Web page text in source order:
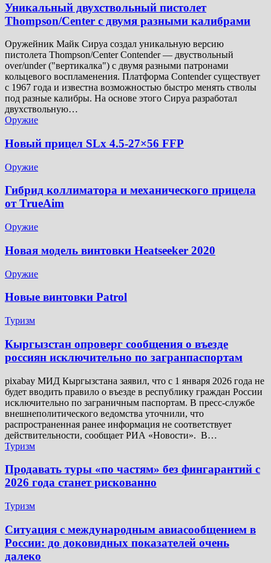
Уникальный двухствольный пистолет
Thompson/Center с двумя разными калибрами
Оружейник Майк Сируа создал уникальную версию
пистолета Thompson/Center Contender — двуствольный
over/under ("вертикалка") с двумя разными патронами
кольцевого воспламенения. Платформа Contender существует
с 1967 года и известна возможностью быстро менять стволы
под разные калибры. На основе этого Сируа разработал
двухствольную…
Оружие
Новый прицел SLx 4.5-27×56 FFP
Оружие
Гибрид коллиматора и механического прицела
от TrueAim
Оружие
Новая модель винтовки Heatseeker 2020
Оружие
Новые винтовки Patrol
Туризм
Кыргызстан опроверг сообщения о въезде
россиян исключительно по загранпаспортам
pixabay МИД Кыргызстана заявил, что с 1 января 2026 года не
будет вводить правило о въезде в республику граждан России
исключительно по заграничным паспортам. В пресс-службе
внешнеполитического ведомства уточнили, что
распространенная ранее информация не соответствует
действительности, сообщает РИА «Новости». В…
Туризм
Продавать туры «по частям» без фингарантий с
2026 года станет рискованно
Туризм
Ситуация с международным авиасообщением в
России: до доковидных показателей очень
далеко